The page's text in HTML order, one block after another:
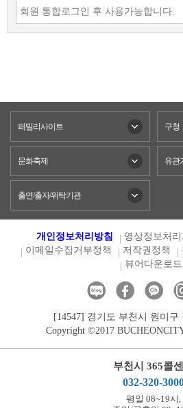
패밀리사이트 구청
문화축제 유관
출연/출자/위탁기관
개인정보처리방침
영상정보처
이메일수집거부정책
저작권정책
뷰어다운로드
[14547] 경기도 부천시 원미구
Copyright ©2017
부천시 365콜
032-320-
평일 08~19시,